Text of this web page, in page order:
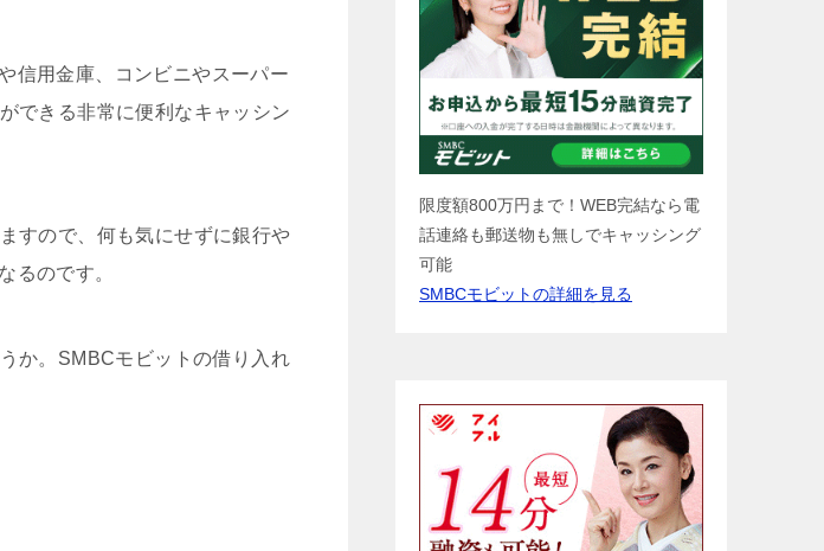
信用金庫、コンビニやスーパー
できる非常に便利なキャッシン
すので、何も気にせずに銀行や
るのです。
か。SMBCモビットの借り入れ
限度額800万円まで！WEB完結なら電
話連絡も郵送物も無しでキャッシング
可能
SMBCモビットの詳細を見る